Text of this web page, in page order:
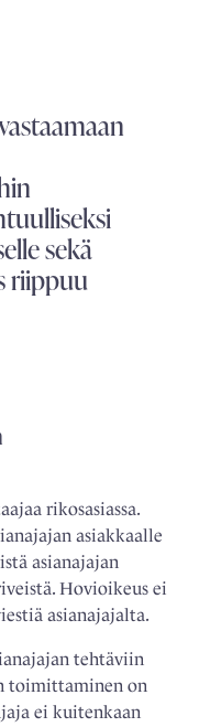
sekä
riippuu
rikosasiassa.
asiakkaalle
asianajajan
Hovioikeus ei
asianajajalta.
tehtäviin
toimittaminen on
ei kuitenkaan